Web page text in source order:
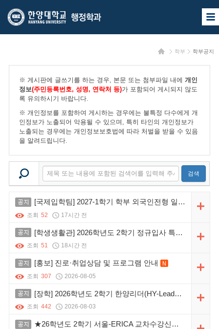
한
양
교
양
교
행
정
학
사
이
열
홈 학부 학부공지
※ 게시판에 글쓰기를 하는 경우, 본문 또는 첨부파일 내에 개인
정보(주민등록번호, 성명, 연락처 등)가 포함되어 게시되지 않도
록 유의하시기 바랍니다.
※ 개인정보를 포함하여 게시하는 경우에는 불특정 다수에게 개
인정보가 노출되어 악용될 수 있으며, 특히 타인의 개인정보가
노출되는 경우에는 개인정보보호법에 따라 처벌을 받을 수 있음
을 알려드립니다.
검색
공지 [국제입학팀] 2027-1학기 학부 외국인전형 일정안내
조회 52 17시간 전
공지 [학생생활관] 2026학년도 2학기 정규입사 특수호실 정규모집 및 일반호실 추가모집
조회 51 18시간 전
공지 [홍보] 진로·취업상담 및 프로그램 안내 새 글
조회 307 2026-08-05
공지 [장학] 2026학년도 2학기 한양리더(HY-Leader) 장학 신청 안내
조회 442 2026-08-03
공지 ★26학년도 2학기 서울-ERICA 교차수강신청 확대 운영 및 전공학점 인정 절차 안내